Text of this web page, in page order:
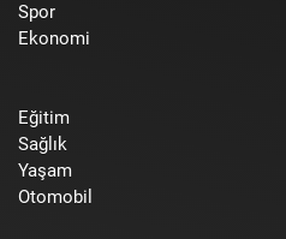
Spor
Ekonomi
Eğitim
Sağlık
Yaşam
Otomobil